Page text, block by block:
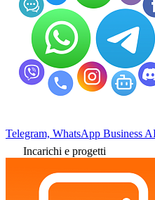
Telegram, WhatsApp Business
Incarichi e progetti